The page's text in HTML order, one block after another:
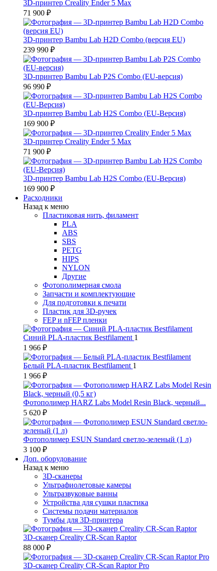
3D-принтер Creality Ender 5 Max
71 900 ₽
3D-принтер Bambu Lab H2D Combo (версия EU)
239 990 ₽
3D-принтер Bambu Lab P2S Combo (EU-версия)
96 990 ₽
3D-принтер Bambu Lab H2S Combo (EU-Версия)
169 900 ₽
3D-принтер Creality Ender 5 Max
71 900 ₽
3D-принтер Bambu Lab H2S Combo (EU-Версия)
169 900 ₽
Расходники
Назад к меню
Пластиковая нить, филамент
PLA
ABS
SBS
PETG
HIPS
NYLON
Другие
Фотополимерная смола
Запчасти и комплектующие
Для подготовки к печати
Пластик для 3D-ручек
FEP и nFEP пленки
Синий PLA-пластик Bestfilament 1
1 966 ₽
Белый PLA-пластик Bestfilament 1
1 966 ₽
Фотополимер HARZ Labs Model Resin Black, черный...
5 620 ₽
Фотополимер ESUN Standard светло-зеленый (1 л)
3 100 ₽
Доп. оборудование
Назад к меню
3D-сканеры
Ультрафиолетовые камеры
Ультразвуковые ванны
Устройства для сушки пластика
Системы подачи материалов
Тумбы для 3D-принтера
3D-сканер Creality CR-Scan Raptor
88 000 ₽
3D-сканер Creality CR-Scan Raptor Pro